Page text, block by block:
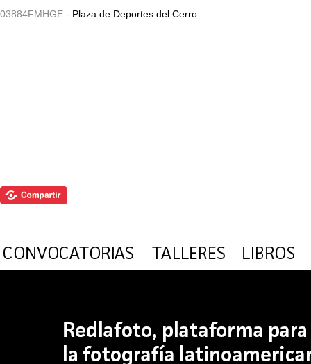
03884FMHGE - Plaza de Deportes del Cerro.